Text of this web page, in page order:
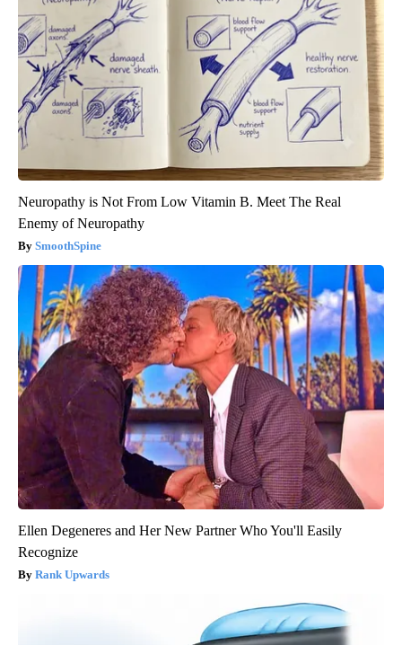
Neuropathy is Not From Low Vitamin B. Meet The Real
Enemy of Neuropathy
SmoothSpine
Ellen Degeneres and Her New Partner Who You'll Easily
Recognize
Rank Upwards